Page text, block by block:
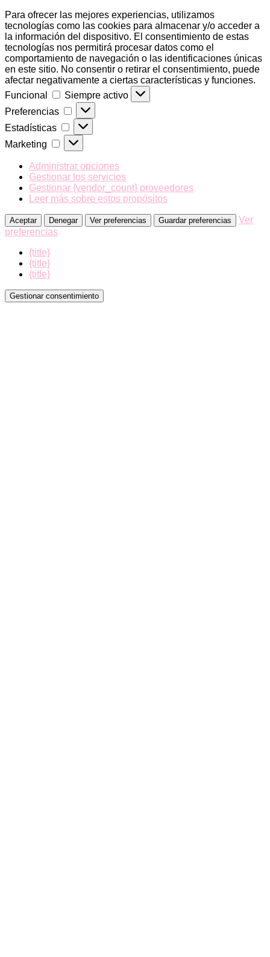
Para ofrecer las mejores experiencias, utilizamos
tecnologías como las cookies para almacenar y/o acceder a
la información del dispositivo. El consentimiento de estas
tecnologías nos permitirá procesar datos como el
comportamiento de navegación o las identificaciones únicas
en este sitio. No consentir o retirar el consentimiento, puede
afectar negativamente a ciertas características y funciones.
Funcional
Funcional
Siempre activo
Preferencias
Preferencias
Estadísticas Estadísticas
Marketing Marketing
Administrar opciones
Gestionar los servicios
Gestionar {vendor_count} proveedores
Leer más sobre estos propósitos
Aceptar Denegar Ver preferencias Guardar preferencias
Ver
preferencias
{title}
{title}
{title}
Gestionar consentimiento